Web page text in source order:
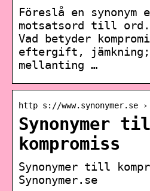
Föreslå en
motsatsord till
Vad betyder
eftergift, jämkning;
mellanting …
http s://www.synonymer.se
Synonymer
kompromiss
Synonymer till
Synonymer.se